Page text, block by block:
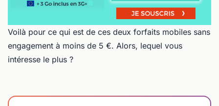
Voilà pour ce qui est de ces deux forfaits mobiles sans
engagement à moins de 5 €. Alors, lequel vous
intéresse le plus ?